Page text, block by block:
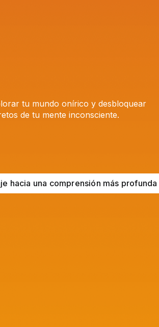
tu mundo onírico y desbloquear
de tu mente inconsciente.
hacia una comprensión más